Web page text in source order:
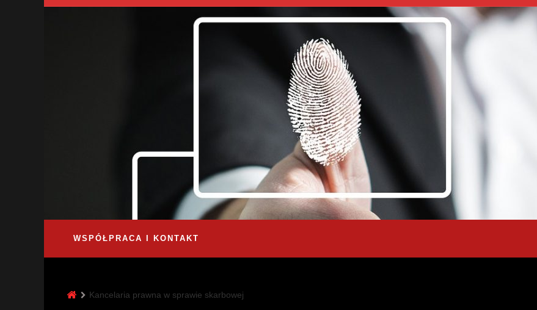
WSPÓŁPRACA I KONTAKT
Kancelaria prawna w sprawie skarbowej